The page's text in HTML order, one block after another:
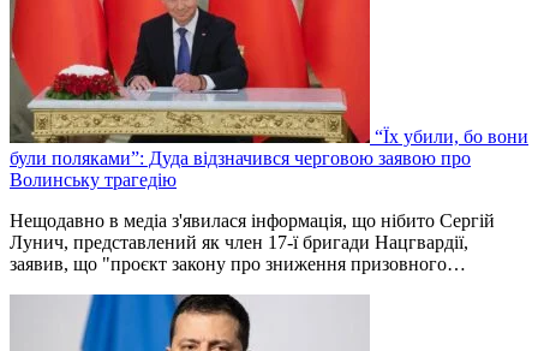
“Їх убили, бо вони
були поляками”: Дуда відзначився черговою заявою про
Волинську трагедію
Нещодавно в медіа з'явилася інформація, що нібито Сергій
Лунич, представлений як член 17-ї бригади Нацгвардії,
заявив, що "проєкт закону про зниження призовного…